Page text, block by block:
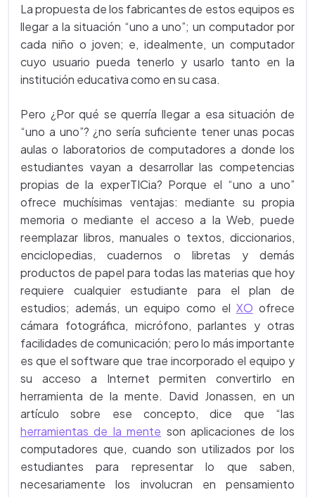
La propuesta de los fabricantes de estos equipos es
llegar a la situación “uno a uno”; un computador por
cada niño o joven; e, idealmente, un computador
cuyo usuario pueda tenerlo y usarlo tanto en la
institución educativa como en su casa.
Pero ¿Por qué se querría llegar a esa situación de
“uno a uno”? ¿no sería suficiente tener unas pocas
aulas o laboratorios de computadores a donde los
estudiantes vayan a desarrollar las competencias
propias de la experTICia? Porque el “uno a uno”
ofrece muchísimas ventajas: mediante su propia
memoria o mediante el acceso a la Web, puede
reemplazar libros, manuales o textos, diccionarios,
enciclopedias, cuadernos o libretas y demás
productos de papel para todas las materias que hoy
requiere cualquier estudiante para el plan de
estudios; además, un equipo como el XO ofrece
cámara fotográfica, micrófono, parlantes y otras
facilidades de comunicación; pero lo más importante
es que el software que trae incorporado el equipo y
su acceso a Internet permiten convertirlo en
herramienta de la mente. David Jonassen, en un
artículo sobre ese concepto, dice que “las
herramientas de la mente son aplicaciones de los
computadores que, cuando son utilizados por los
estudiantes para representar lo que saben,
necesariamente los involucran en pensamiento